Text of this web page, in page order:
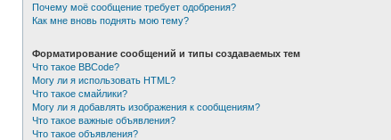
Почему моё сообщение требует одобрения?
Как мне вновь поднять мою тему?
Форматирование сообщений и типы создаваемых тем
Что такое BBCode?
Могу ли я использовать HTML?
Что такое смайлики?
Могу ли я добавлять изображения к сообщениям?
Что такое важные объявления?
Что такое объявления?